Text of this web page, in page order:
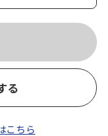
る
こちら